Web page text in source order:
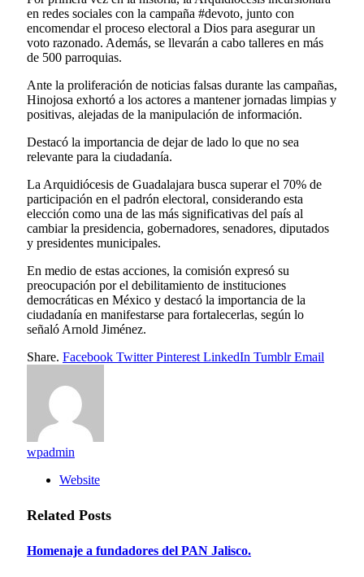
en redes sociales con la campaña #devoto, junto con
encomendar el proceso electoral a Dios para asegurar un
voto razonado. Además, se llevarán a cabo talleres en más
de 500 parroquias.
Ante la proliferación de noticias falsas durante las campañas,
Hinojosa exhortó a los actores a mantener jornadas limpias y
positivas, alejadas de la manipulación de información.
Destacó la importancia de dejar de lado lo que no sea
relevante para la ciudadanía.
La Arquidiócesis de Guadalajara busca superar el 70% de
participación en el padrón electoral, considerando esta
elección como una de las más significativas del país al
cambiar la presidencia, gobernadores, senadores, diputados
y presidentes municipales.
En medio de estas acciones, la comisión expresó su
preocupación por el debilitamiento de instituciones
democráticas en México y destacó la importancia de la
ciudadanía en manifestarse para fortalecerlas, según lo
señaló Arnold Jiménez.
Share. Facebook Twitter Pinterest LinkedIn Tumblr Email
wpadmin
Website
Related Posts
Homenaje a fundadores del PAN Jalisco.